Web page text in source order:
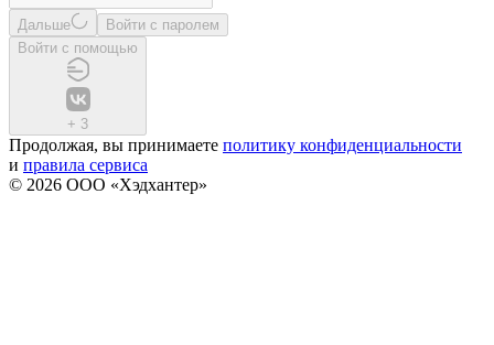
Дальше
Войти с паролем
Войти с помощью
+ 3
Продолжая, вы принимаете политику конфиденциальности
и правила сервиса
© 2026 ООО «Хэдхантер»